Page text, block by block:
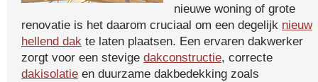
nieuwe woning of grote
renovatie is het daarom cruciaal om een degelijk nieuw
hellend dak te laten plaatsen. Een ervaren dakwerker
zorgt voor een stevige dakconstructie, correcte
dakisolatie en duurzame dakbedekking zoals